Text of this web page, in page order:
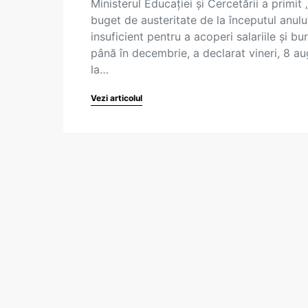
Ministerul Educației și Cercetării a primit
buget de austeritate de la începutul
insuficient pentru a acoperi salariile și
până în decembrie, a declarat vineri, 8
la…
Vezi articolul